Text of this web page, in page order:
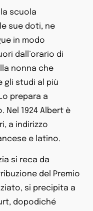
scuola
sue doti, ne
in modo
dall’orario di
nonna che
gli studi al più
prepara a
1924 Albert è
a indirizzo
e latino.
si reca da
del Premio
si precipita a
dopodiché